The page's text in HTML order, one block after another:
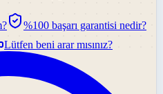
%100 başarı garantisi nedir?
Lütfen beni arar mısınız?